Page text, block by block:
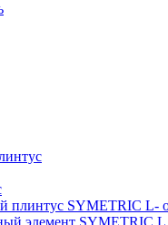
плинтус SYMETRIC L-
элемент SYMETRIC L